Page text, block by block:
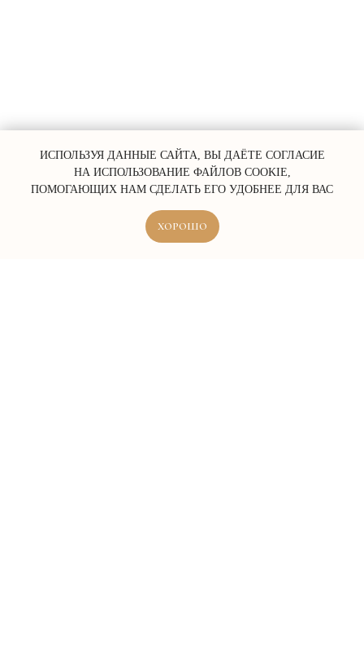
ИСПОЛЬЗУЯ ДАННЫЕ САЙТА, ВЫ ДАЁТЕ СОГЛАСИЕ
НА ИСПОЛЬЗОВАНИЕ ФАЙЛОВ COOKIE,
ПОМОГАЮЩИХ НАМ СДЕЛАТЬ ЕГО УДОБНЕЕ ДЛЯ ВАС
ХОРОШО